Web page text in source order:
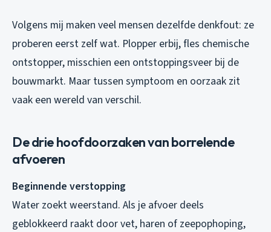
Volgens mij maken veel mensen dezelfde denkfout: ze
proberen eerst zelf wat. Plopper erbij, fles chemische
ontstopper, misschien een ontstoppingsveer bij de
bouwmarkt. Maar tussen symptoom en oorzaak zit
vaak een wereld van verschil.
De drie hoofdoorzaken van borrelende
afvoeren
Beginnende verstopping
Water zoekt weerstand. Als je afvoer deels
geblokkeerd raakt door vet, haren of zeepophoping,